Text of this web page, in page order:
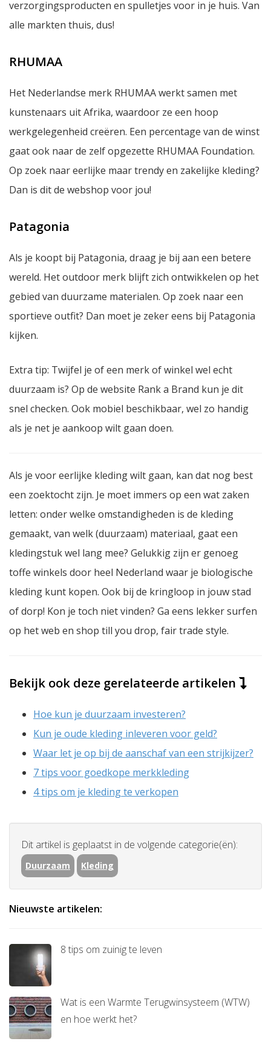
verzorgingsproducten en spulletjes voor in je huis. Van
alle markten thuis, dus!
RHUMAA
Het Nederlandse merk RHUMAA werkt samen met
kunstenaars uit Afrika, waardoor ze een hoop
werkgelegenheid creëren. Een percentage van de winst
gaat ook naar de zelf opgezette RHUMAA Foundation.
Op zoek naar eerlijke maar trendy en zakelijke kleding?
Dan is dit de webshop voor jou!
Patagonia
Als je koopt bij Patagonia, draag je bij aan een betere
wereld. Het outdoor merk blijft zich ontwikkelen op het
gebied van duurzame materialen. Op zoek naar een
sportieve outfit? Dan moet je zeker eens bij Patagonia
kijken.
Extra tip: Twijfel je of een merk of winkel wel echt
duurzaam is? Op de website Rank a Brand kun je dit
snel checken. Ook mobiel beschikbaar, wel zo handig
als je net je aankoop wilt gaan doen.
Als je voor eerlijke kleding wilt gaan, kan dat nog best
een zoektocht zijn. Je moet immers op een wat zaken
letten: onder welke omstandigheden is de kleding
gemaakt, van welk (duurzaam) materiaal, gaat een
kledingstuk wel lang mee? Gelukkig zijn er genoeg
toffe winkels door heel Nederland waar je biologische
kleding kunt kopen. Ook bij de kringloop in jouw stad
of dorp! Kon je toch niet vinden? Ga eens lekker surfen
op het web en shop till you drop, fair trade style.
Bekijk ook deze gerelateerde artikelen
Hoe kun je duurzaam investeren?
Kun je oude kleding inleveren voor geld?
Waar let je op bij de aanschaf van een strijkijzer?
7 tips voor goedkope merkkleding
4 tips om je kleding te verkopen
Dit artikel is geplaatst in de volgende categorie(ën):
Duurzaam Kleding
Nieuwste artikelen:
8 tips om zuinig te leven
Wat is een Warmte Terugwinsysteem (WTW)
en hoe werkt het?